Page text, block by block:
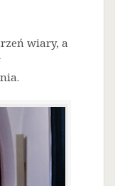
wiary, a